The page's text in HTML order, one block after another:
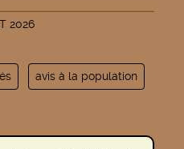
2026
avis à la population